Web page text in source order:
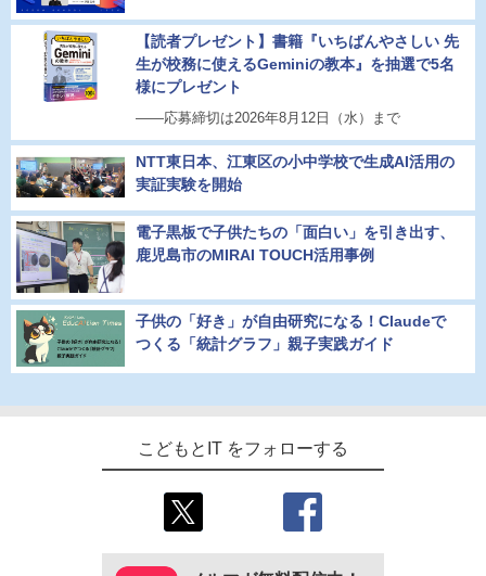
【読者プレゼント】書籍『いちばんやさしい 先
生が校務に使えるGeminiの教本』を抽選で5名
様にプレゼント
――応募締切は2026年8月12日（水）まで
NTT東日本、江東区の小中学校で生成AI活用の
実証実験を開始
電子黒板で子供たちの「面白い」を引き出す、
鹿児島市のMIRAI TOUCH活用事例
子供の「好き」が自由研究になる！Claudeで
つくる「統計グラフ」親子実践ガイド
こどもとIT をフォローする